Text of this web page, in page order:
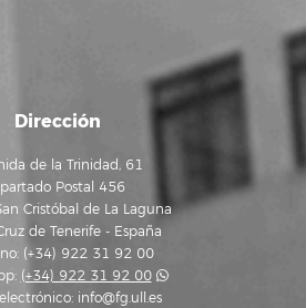
Dirección
de la Trinidad, 61
Postal 456
Cristóbal de La Laguna
de Tenerife - España
(+34) 922 31 92 00
(+34) 922 31 92 00
info@fg.ull.es